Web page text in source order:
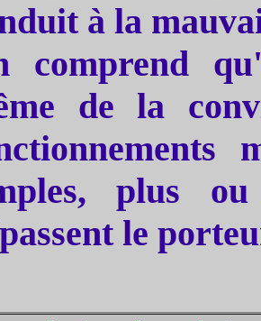
à la
comprend
de la
plus
le